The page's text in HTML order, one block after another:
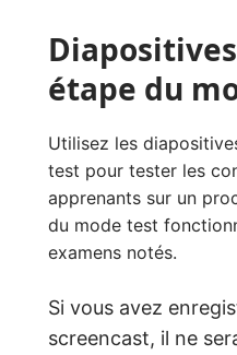
étape du
Utilisez les
test pour tester les
apprenants sur un
du mode test
examens notés.
Si vous avez
screencast, il ne